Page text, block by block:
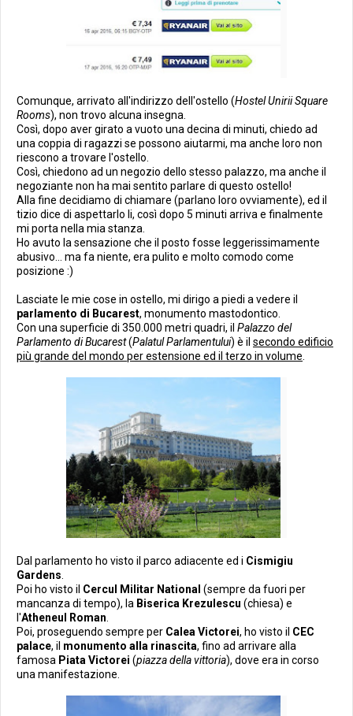
Comunque, arrivato all'indirizzo dell'ostello (Hostel Unirii Square
Rooms), non trovo alcuna insegna.
Così, dopo aver girato a vuoto una decina di minuti, chiedo ad
una coppia di ragazzi se possono aiutarmi, ma anche loro non
riescono a trovare l'ostello.
Così, chiedono ad un negozio dello stesso palazzo, ma anche il
negoziante non ha mai sentito parlare di questo ostello!
Alla fine decidiamo di chiamare (parlano loro ovviamente), ed il
tizio dice di aspettarlo li, così dopo 5 minuti arriva e finalmente
mi porta nella mia stanza.
Ho avuto la sensazione che il posto fosse leggerissimamente
abusivo... ma fa niente, era pulito e molto comodo come
posizione :)
Lasciate le mie cose in ostello, mi dirigo a piedi a vedere il
parlamento di Bucarest, monumento mastodontico.
Con una superficie di 350.000 metri quadri, il Palazzo del
Parlamento di Bucarest(Palatul Parlamentului) è il secondo edificio
più grande del mondo per estensione ed il terzo in volume
Dal parlamento ho visto il parco adiacente ed i Cismigiu
Gardens
Poi ho visto il Cercul Militar National (sempre da fuori per
mancanza di tempo), la Biserica Krezulescu (chiesa) e
l'Atheneul Roman
Poi, proseguendo sempre per Calea Victorei, ho visto il CEC
palace, il monumento alla rinascita, fino ad arrivare alla
famosa Piata Victorei (piazza della vittoria), dove era in corso
una manifestazione.